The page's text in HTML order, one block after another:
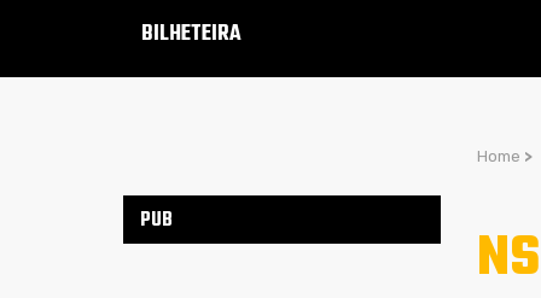
BILHETEIRA
Home >
PUB